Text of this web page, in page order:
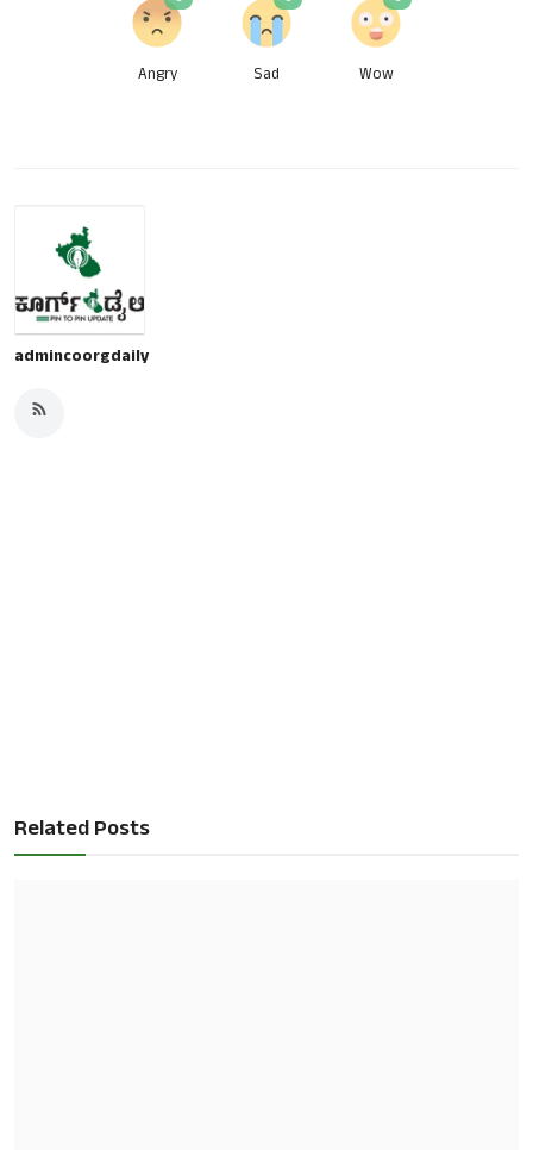
Angry Sad Wow
admincoorgdaily
Related Posts